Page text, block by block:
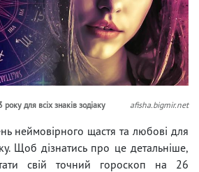
для всіх знаків зодіаку afisha.bigmir.net
неймовірного щастя та любові для
Щоб дізнатись про це детальніше,
свій точний гороскоп на 26